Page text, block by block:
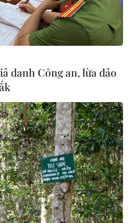
danh Công an, lừa đảo